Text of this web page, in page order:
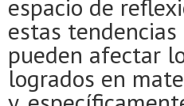
espacio de
estas
pueden afectar
logrados en